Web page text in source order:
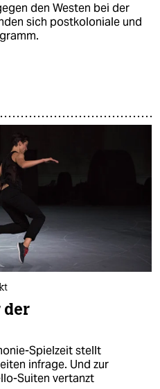
den Westen bei der
sich postkoloniale und
der
Spielzeit stellt
infrage. Und zur
Suiten vertanzt